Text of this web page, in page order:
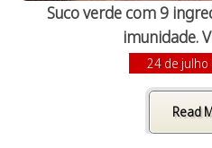
Suco verde com 9
imunidade.
24 de
Read